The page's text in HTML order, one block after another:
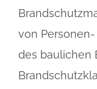
von
des baulichen